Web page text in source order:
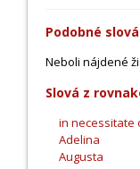
Podobné slová
Neboli nájdené
Slová z
in necessitate
Adelina
Augusta